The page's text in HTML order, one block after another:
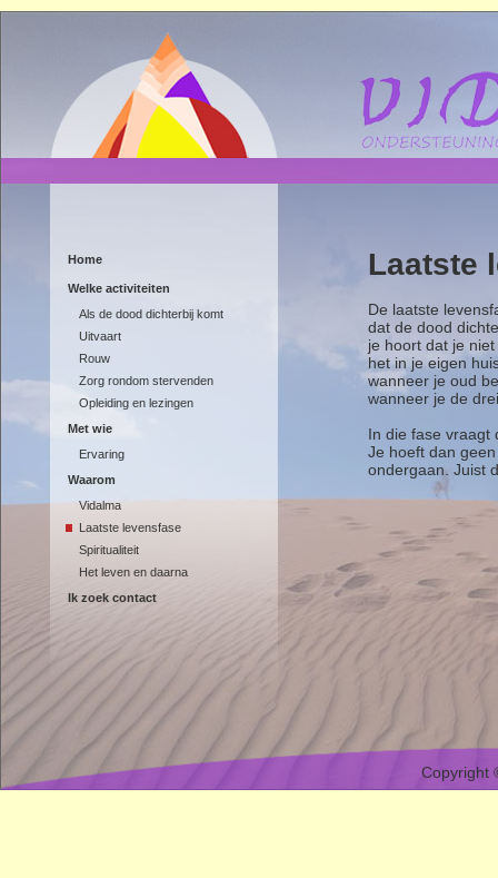
Home
Welke activiteiten
Als de dood dichterbij komt
Uitvaart
Rouw
Zorg rondom stervenden
Opleiding en lezingen
Met wie
Ervaring
Waarom
Vidalma
Laatste levensfase
Spiritualiteit
Het leven en daarna
Ik zoek contact
Laatste
De laatste
dat de dood
je hoort dat je
het in je eigen
wanneer je oud
wanneer je de
In die fase vraagt
Je hoeft dan
ondergaan. Juist
Copyright